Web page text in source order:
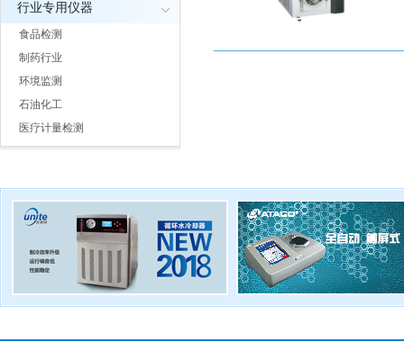
行业专用仪器
食品检测
制药行业
环境监测
石油化工
医疗计量检测